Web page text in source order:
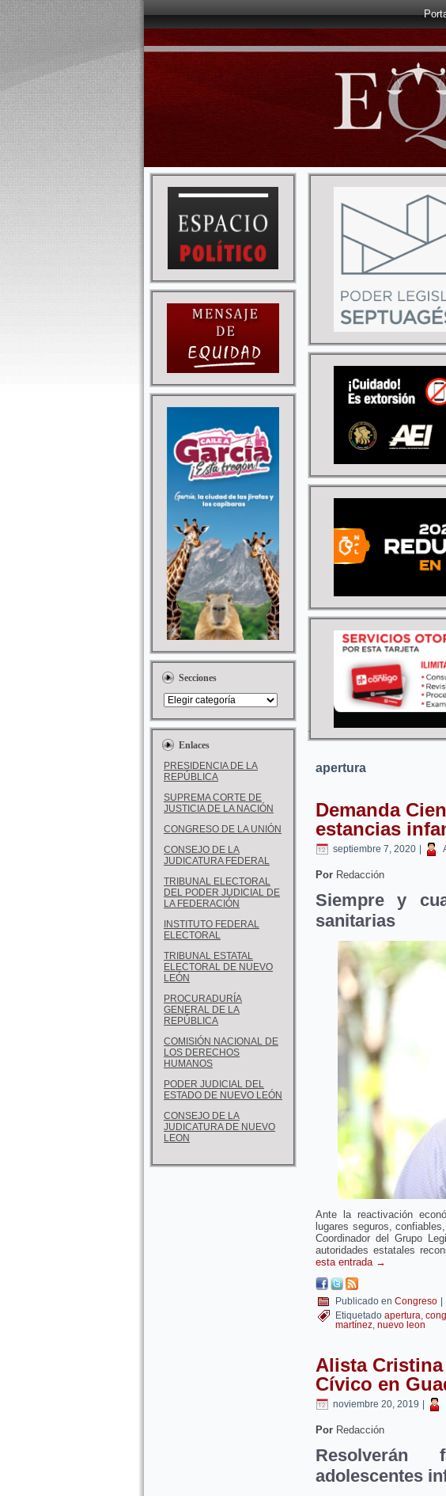
Secciones
Enlaces
PRESIDENCIA DE LA
REPÚBLICA
SUPREMA CORTE DE
JUSTICIA DE LA NACIÓN
CONGRESO DE LA UNIÓN
CONSEJO DE LA
JUDICATURA FEDERAL
TRIBUNAL ELECTORAL
DEL PODER JUDICIAL DE
LA FEDERACIÓN
INSTITUTO FEDERAL
ELECTORAL
TRIBUNAL ESTATAL
ELECTORAL DE NUEVO
LEÓN
PROCURADURÍA
GENERAL DE LA
REPÚBLICA
COMISIÓN NACIONAL DE
LOS DERECHOS
HUMANOS
PODER JUDICIAL DEL
ESTADO DE NUEVO LEÓN
CONSEJO DE LA
JUDICATURA DE NUEVO
LEON
apertura
Demanda
estancias
septiembre 7, 2020
Por Redacción
Siempre y
sanitarias
Ante la reactivación
lugares seguros,
Coordinador del Grupo
autoridades estatales
esta entrada →
Publicado en Congreso
Etiquetado apertura,
martínez, nuevo leon
Alista
Cívico en
noviembre 20, 2019
Por Redacción
adolescentes